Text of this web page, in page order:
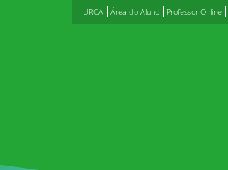
URCA Área do Aluno Professor Online